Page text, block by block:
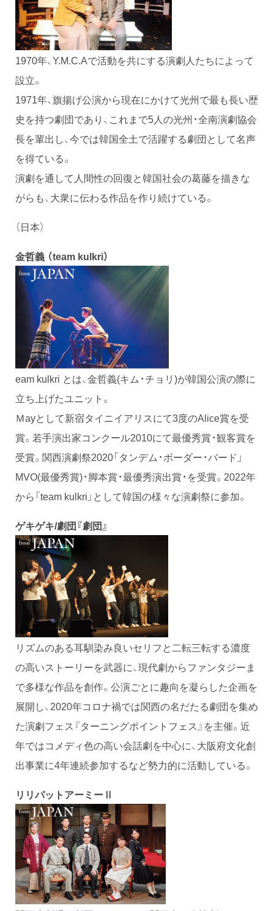
1970年、Y.M.C.Aで活動を共にする演劇人たちによって
設立。
1971年、旗揚げ公演から現在にかけて光州で最も長い歴
史を持つ劇団であり、これまで5人の光州・全南演劇協会
長を輩出し、今では韓国全土で活躍する劇団として名声
を得ている。
演劇を通して人間性の回復と韓国社会の葛藤を描きな
がらも、大衆に伝わる作品を作り続けている。
（日本）
金哲義 （team kulkri）
eam kulkri とは、金哲義(キム・チョリ)が韓国公演の際に
立ち上げたユニット。
Ｍayとして新宿タイニイアリスにて3度のAlice賞を受
賞。若手演出家コンクール2010にて最優秀賞・観客賞を
受賞。関西演劇祭2020「タンデム・ボーダー・バード」
MVO(最優秀賞)・脚本賞・最優秀演出賞・を受賞。2022年
から「team kulkri」として韓国の様々な演劇祭に参加。
ゲキゲキ/劇団『劇団』
リズムのある耳馴染み良いセリフと二転三転する濃度
の高いストーリーを武器に、現代劇からファンタジーま
で多様な作品を創作。公演ごとに趣向を凝らした企画を
展開し、2020年コロナ禍では関西の名だたる劇団を集め
た演劇フェス『ターニングポイントフェス』を主催。近
年ではコメディ色の高い会話劇を中心に、大阪府文化創
出事業に4年連続参加するなど勢力的に活動している。
リリパットアーミーⅡ